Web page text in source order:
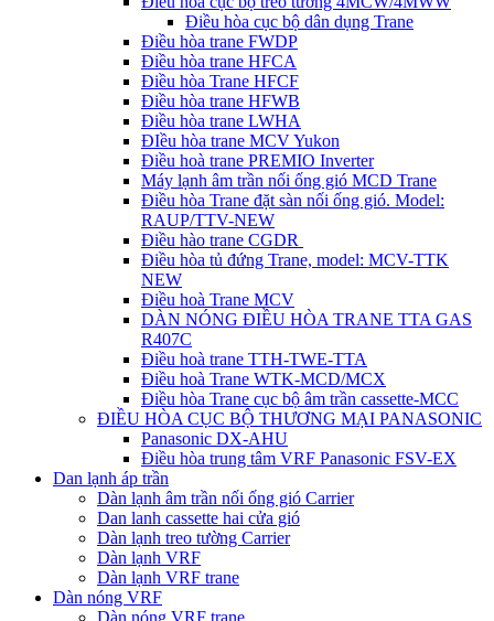
Điều hòa cục bộ dân dụng Trane
Điều hòa trane FWDP
Điều hòa trane HFCA
Điều hòa Trane HFCF
Điều hòa trane HFWB
Điều hòa trane LWHA
ĐIều hòa trane MCV Yukon
Điều hoà trane PREMIO Inverter
Máy lạnh âm trần nối ống gió MCD Trane
Điều hòa Trane đặt sàn nối ống gió. Model:
RAUP/TTV-NEW
Điều hào trane CGDR
Điều hòa tủ đứng Trane, model: MCV-TTK
NEW
Điều hoà Trane MCV
DÀN NÓNG ĐIỀU HÒA TRANE TTA GAS
R407C
Điều hoà trane TTH-TWE-TTA
Điều hoà Trane WTK-MCD/MCX
Điều hòa Trane cục bộ âm trần cassette-MCC
ĐIỀU HÒA CỤC BỘ THƯƠNG MẠI PANASONIC
Panasonic DX-AHU
Điều hòa trung tâm VRF Panasonic FSV-EX
Dan lạnh áp trần
Dàn lạnh âm trần nối ống gió Carrier
Dan lanh cassette hai cửa gió
Dàn lạnh treo tường Carrier
Dàn lạnh VRF
Dàn lạnh VRF trane
Dàn nóng VRF
Dàn nóng VRF trane